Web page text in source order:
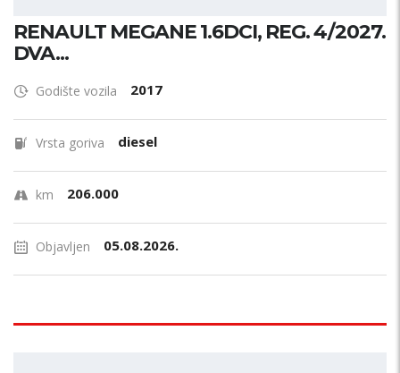
RENAULT MEGANE 1.6DCI, REG. 4/2027.
DVA...
Godište vozila 2017
Vrsta goriva diesel
km 206.000
Objavljen 05.08.2026.